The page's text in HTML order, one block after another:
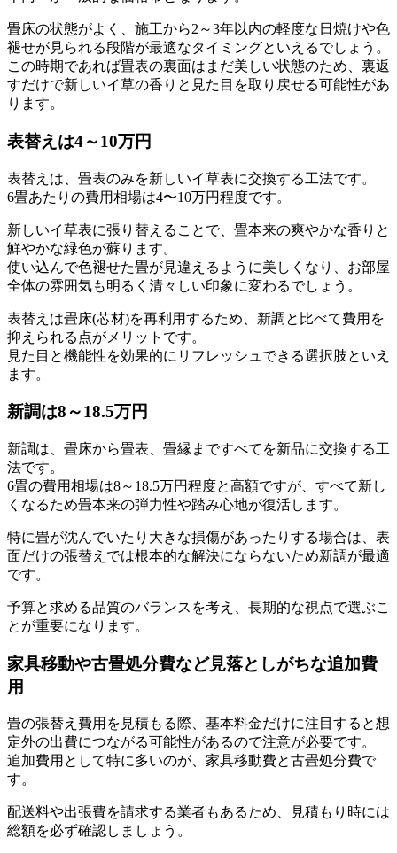
畳床の状態がよく、施工から2～3年以内の軽度な日焼けや色
褪せが見られる段階が最適なタイミングといえるでしょう。
この時期であれば畳表の裏面はまだ美しい状態のため、裏返
すだけで新しいイ草の香りと見た目を取り戻せる可能性があ
ります。
表替えは4～10万円
表替えは、畳表のみを新しいイ草表に交換する工法です。
6畳あたりの費用相場は4〜10万円程度です。
新しいイ草表に張り替えることで、畳本来の爽やかな香りと
鮮やかな緑色が蘇ります。
使い込んで色褪せた畳が見違えるように美しくなり、お部屋
全体の雰囲気も明るく清々しい印象に変わるでしょう。
表替えは畳床(芯材)を再利用するため、新調と比べて費用を
抑えられる点がメリットです。
見た目と機能性を効果的にリフレッシュできる選択肢といえ
ます。
新調は8～18.5万円
新調は、畳床から畳表、畳縁まですべてを新品に交換する工
法です。
6畳の費用相場は8～18.5万円程度と高額ですが、すべて新し
くなるため畳本来の弾力性や踏み心地が復活します。
特に畳が沈んでいたり大きな損傷があったりする場合は、表
面だけの張替えでは根本的な解決にならないため新調が最適
です。
予算と求める品質のバランスを考え、長期的な視点で選ぶこ
とが重要になります。
家具移動や古畳処分費など見落としがちな追加費
用
畳の張替え費用を見積もる際、基本料金だけに注目すると想
定外の出費につながる可能性があるので注意が必要です。
追加費用として特に多いのが、家具移動費と古畳処分費で
す。
配送料や出張費を請求する業者もあるため、見積もり時には
総額を必ず確認しましょう。